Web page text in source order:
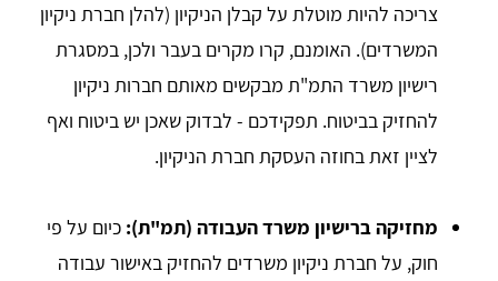
צריכה להיות מוטלת על קבלן הניקיון (להלן חברת ניקיון
המשרדים). האומנם, קרו מקרים בעבר ולכן, במסגרת
רישיון משרד התמ"ת מבקשים מאותם חברות ניקיון
להחזיק בביטוח. תפקידכם - לבדוק שאכן יש ביטוח ואף
לציין זאת בחוזה העסקת חברת הניקיון.
מחזיקה ברישיון משרד העבודה (תמ"ת): כיום על פי
חוק, על חברת ניקיון משרדים להחזיק באישור עבודה